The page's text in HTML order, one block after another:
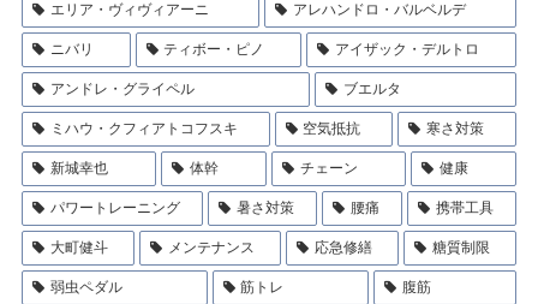
エリア・ヴィヴィアーニ アレハンドロ・バルベルデ
ニバリ ティボー・ピノ アイザック・デルトロ
アンドレ・グライペル ブエルタ
ミハウ・クフィアトコフスキ 空気抵抗 寒さ対策
新城幸也 体幹 チェーン 健康
パワートレーニング 暑さ対策 腰痛 携帯工具
大町健斗 メンテナンス 応急修繕 糖質制限
弱虫ペダル 筋トレ 腹筋